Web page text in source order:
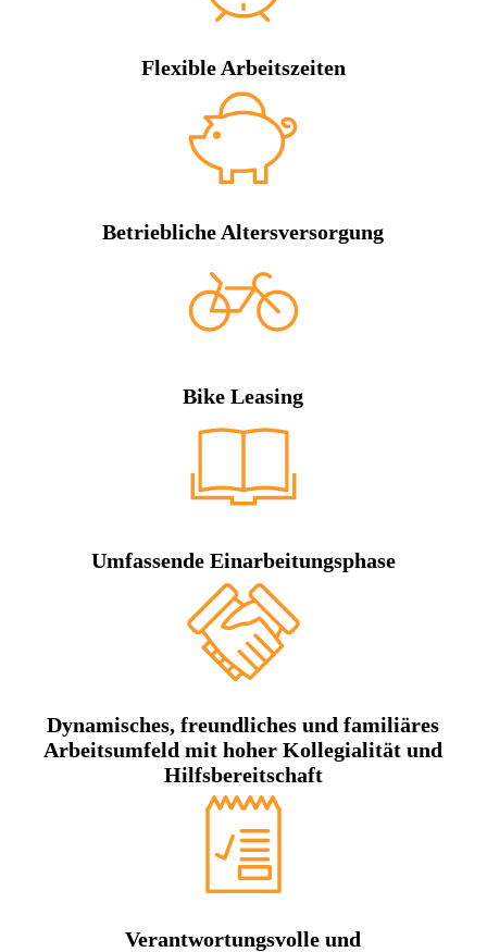
Flexible Arbeitszeiten
Betriebliche Altersversorgung
Bike Leasing
Umfassende Einarbeitungsphase
Dynamisches, freundliches und familiäres
Arbeitsumfeld mit hoher Kollegialität und
Hilfsbereitschaft
Verantwortungsvolle und